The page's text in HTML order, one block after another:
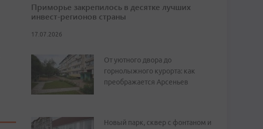
Приморье закрепилось в десятке лучших
инвест-регионов страны
17.07.2026
От уютного двора до
горнолыжного курорта: как
преображается Арсеньев
Новый парк, сквер с фонтаном и